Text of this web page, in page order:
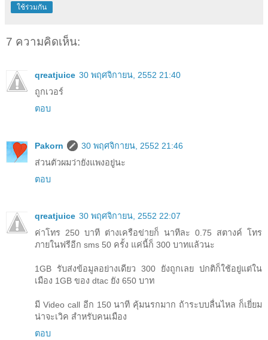
ใช้ร่วมกัน
7 ความคิดเห็น:
qreatjuice 30 พฤศจิกายน, 2552 21:40
ถูกเวอร์
ตอบ
Pakorn
30 พฤศจิกายน, 2552 21:46
ส่วนตัวผมว่ายังแพงอยู่นะ
ตอบ
qreatjuice 30 พฤศจิกายน, 2552 22:07
ค่าโทร 250 บาที ต่างเครือข่ายก็ นาทีละ 0.75 สตางค์ โทร
ภายในฟรีอีก sms 50 ครั้ง แค่นี้ก็ 300 บาทแล้วนะ
1GB รับส่งข้อมูลอย่างเดียว 300 ยังถูกเลย ปกติก็ใช้อยู่แต่ใน
เมือง 1GB ของ dtac ยัง 650 บาท
มี Video call อีก 150 นาที คุ้มนรกมาก ถ้าระบบลื่นไหล ก็เยี่ยม
น่าจะเวิค สำหรับคนเมือง
ตอบ